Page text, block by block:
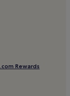
Rewards